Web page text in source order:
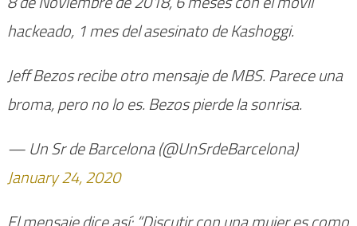
hackeado, 1 mes del asesinato de Kashoggi.
Jeff Bezos recibe otro mensaje de MBS. Parece una
broma, pero no lo es. Bezos pierde la sonrisa.
— Un Sr de Barcelona (@UnSrdeBarcelona)
January 24, 2020